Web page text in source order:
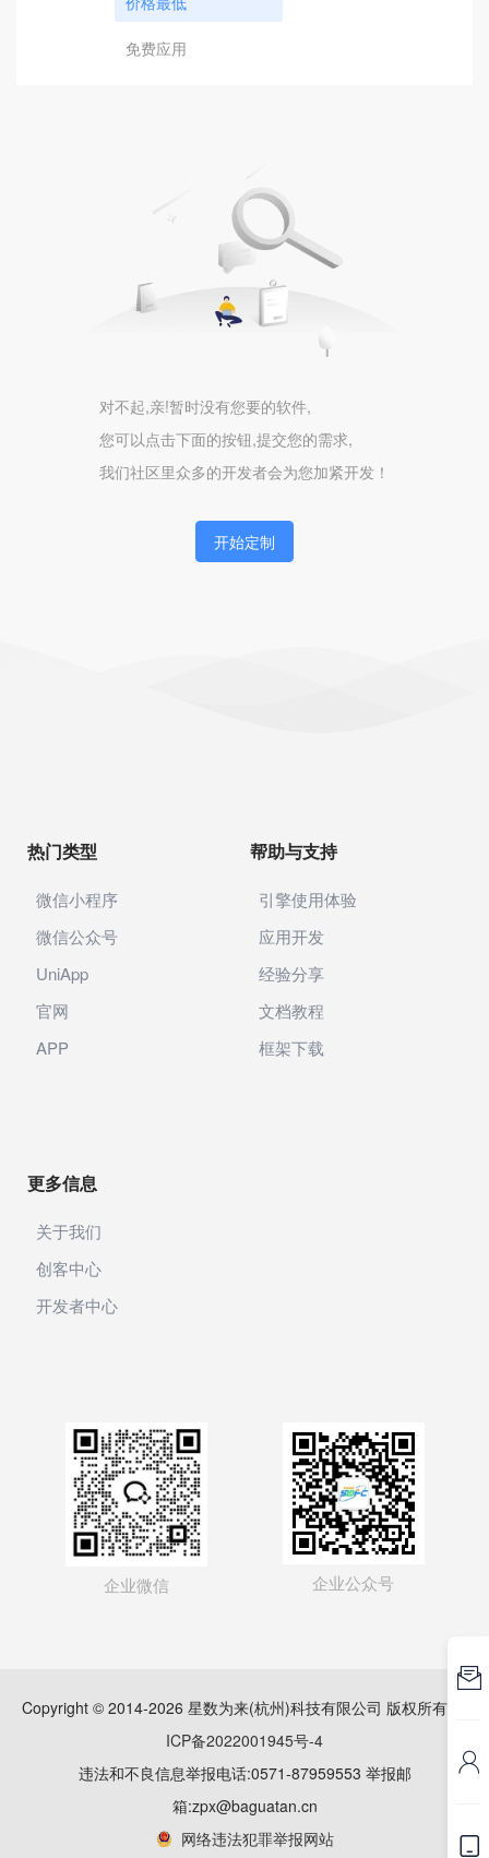
免费应用
对不起,亲!暂时没有您要的软件,
您可以点击下面的按钮,提交您的需求,
我们社区里众多的开发者会为您加紧开发！
开始定制
热门类型
微信小程序
微信公众号
UniApp
官网
APP
帮助与支持
引擎使用体验
应用开发
经验分享
文档教程
框架下载
更多信息
关于我们
创客中心
开发者中心
企业微信 企业公众号
Copyright © 2014-2026 星数为来(杭州)科技有限公司 版权所有
ICP备2022001945号-4
违法和不良信息举报电话:0571-87959553 举报邮
箱:zpx@baguatan.cn
网络违法犯罪举报网站


